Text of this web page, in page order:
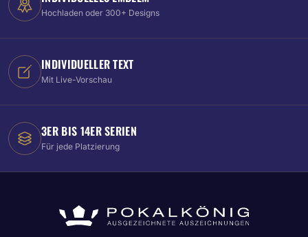
Hochladen oder 300+ Designs
INDIVIDUELLER TEXT
Mit Live-Vorschau
3ER BIS 14ER SERIEN
Für jede Platzierung